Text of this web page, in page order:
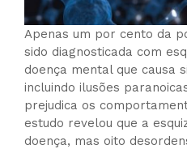
Apenas um por cento da
sido diagnosticada com
doença mental que causa
incluindo ilusões
prejudica os
estudo revelou que a
doença, mas oito